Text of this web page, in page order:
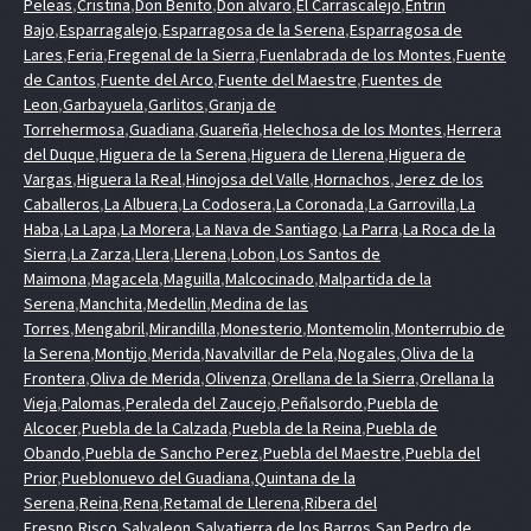
Peleas,Cristina,Don Benito,Don alvaro,El Carrascalejo,Entrin
Bajo,Esparragalejo,Esparragosa de la Serena,Esparragosa de
Lares,Feria,Fregenal de la Sierra,Fuenlabrada de los Montes,Fuente
de Cantos,Fuente del Arco,Fuente del Maestre,Fuentes de
Leon,Garbayuela,Garlitos,Granja de
Torrehermosa,Guadiana,Guareña,Helechosa de los Montes,Herrera
del Duque,Higuera de la Serena,Higuera de Llerena,Higuera de
Vargas,Higuera la Real,Hinojosa del Valle,Hornachos,Jerez de los
Caballeros,La Albuera,La Codosera,La Coronada,La Garrovilla,La
Haba,La Lapa,La Morera,La Nava de Santiago,La Parra,La Roca de la
Sierra,La Zarza,Llera,Llerena,Lobon,Los Santos de
Maimona,Magacela,Maguilla,Malcocinado,Malpartida de la
Serena,Manchita,Medellin,Medina de las
Torres,Mengabril,Mirandilla,Monesterio,Montemolin,Monterrubio de
la Serena,Montijo,Merida,Navalvillar de Pela,Nogales,Oliva de la
Frontera,Oliva de Merida,Olivenza,Orellana de la Sierra,Orellana la
Vieja,Palomas,Peraleda del Zaucejo,Peñalsordo,Puebla de
Alcocer,Puebla de la Calzada,Puebla de la Reina,Puebla de
Obando,Puebla de Sancho Perez,Puebla del Maestre,Puebla del
Prior,Pueblonuevo del Guadiana,Quintana de la
Serena,Reina,Rena,Retamal de Llerena,Ribera del